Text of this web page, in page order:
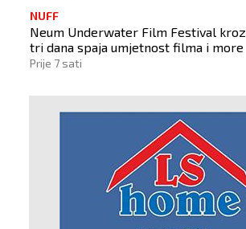
NUFF
Neum Underwater Film Festival kroz
tri dana spaja umjetnost filma i more
Prije 7 sati